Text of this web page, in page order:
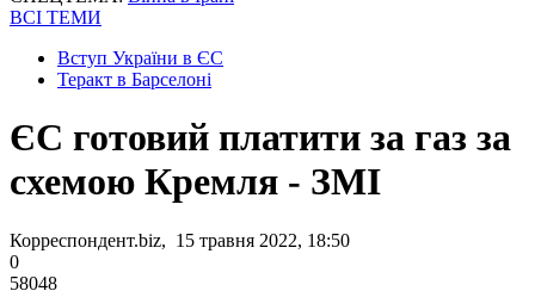
ВСІ ТЕМИ
Вступ України в ЄС
Теракт в Барселоні
ЄС готовий платити за газ за
схемою Кремля - ЗМІ
Корреспондент.biz, 15 травня 2022, 18:50
0
58048